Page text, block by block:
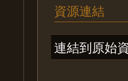
資源連結
連結到原始